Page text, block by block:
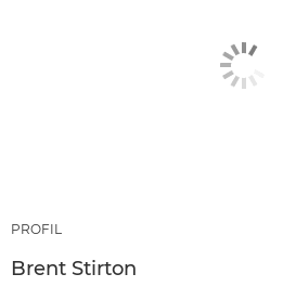
PROFIL
Brent Stirton